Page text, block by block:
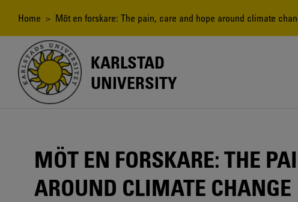
content
Breadcrumb
Home > Möt en forskare: The pain, care and hope around climate
KARLSTAD
UNIVERSITY
MÖT EN FORSKARE: THE
AROUND CLIMATE CHANGE